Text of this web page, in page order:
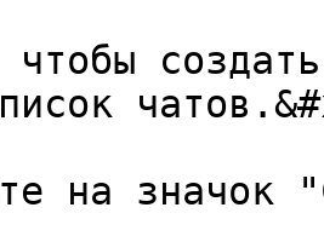
на значок